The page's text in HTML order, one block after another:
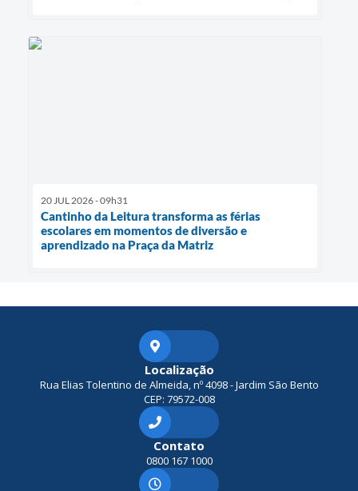
20 JUL 2026 - 09h31
Cantinho da Leitura transforma as férias
escolares em momentos de diversão e
aprendizado na Praça da Matriz
Localização
Rua Elias Tolentino de Almeida, nº 4098 - Jardim São Bento
CEP: 79572-008
Contato
0800 167 1000